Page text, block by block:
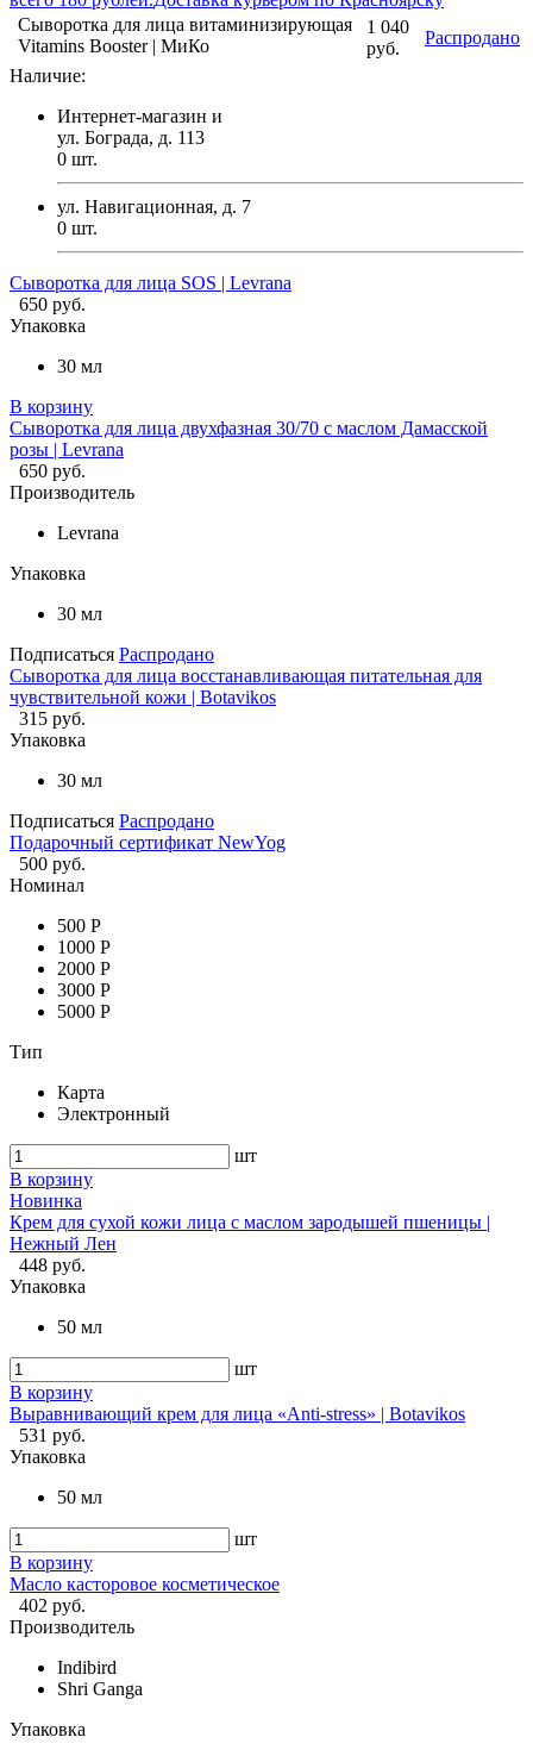
Сыворотка для лица витаминизирующая
Vitamins Booster | МиКо
1 040
руб.
Распродано
Наличие:
Интернет-магазин и
ул. Бограда, д. 113
0 шт.
ул. Навигационная, д. 7
0 шт.
Сыворотка для лица SOS | Levrana
650 руб.
Упаковка
30 мл
В корзину
Сыворотка для лица двухфазная 30/70 с маслом Дамасской
розы | Levrana
650 руб.
Производитель
Levrana
Упаковка
30 мл
Подписаться Распродано
Сыворотка для лица восстанавливающая питательная для
чувствительной кожи | Botavikos
315 руб.
Упаковка
30 мл
Подписаться Распродано
Подарочный сертификат NewYog
500 руб.
Номинал
500 Р
1000 Р
2000 Р
3000 Р
5000 Р
Тип
Карта
Электронный
шт
В корзину
Новинка
Крем для сухой кожи лица с маслом зародышей пшеницы |
Нежный Лен
448 руб.
Упаковка
50 мл
шт
В корзину
Выравнивающий крем для лица «Anti-stress» | Botavikos
531 руб.
Упаковка
50 мл
шт
В корзину
Масло касторовое косметическое
402 руб.
Производитель
Indibird
Shri Ganga
Упаковка